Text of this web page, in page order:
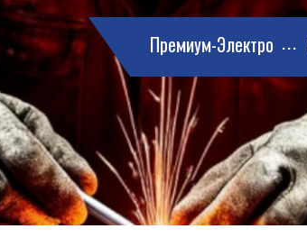
Премиум-Электро